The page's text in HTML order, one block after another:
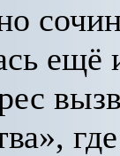
ещё